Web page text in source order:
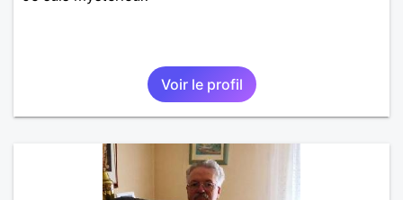
Voir le profil